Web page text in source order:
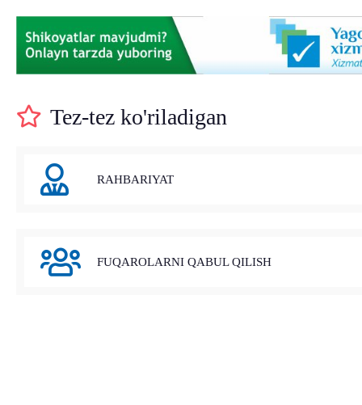
Tez-tez ko'riladigan
RAHBARIYAT
FUQAROLARNI QABUL QILISH